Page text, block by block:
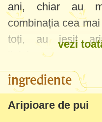
ani, chiar au
combinația cea
toți, au ieșit
lipicioase.
Ca să am mai
teoria, că
grăsime, etc),
vezi
ingrediente
Aripioare de pui